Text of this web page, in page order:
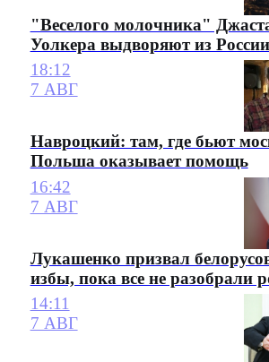
"Веселого молочника"
Уолкера выдворяют из России
18:12
7 АВГ
Навроцкий: там, где бьют
Польша оказывает помощь
16:42
7 АВГ
Лукашенко призвал
избы, пока все не разобрали
14:11
7 АВГ